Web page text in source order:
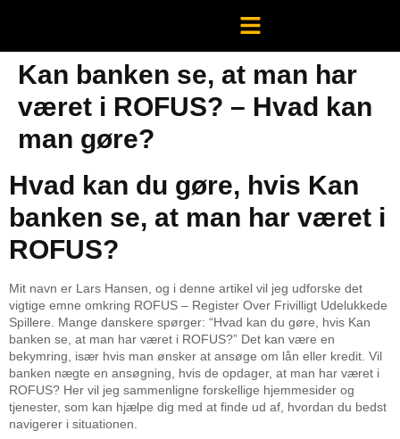
Kan banken se, at man har
været i ROFUS? – Hvad kan
man gøre?
Hvad kan du gøre, hvis Kan
banken se, at man har været i
ROFUS?
Mit navn er Lars Hansen, og i denne artikel vil jeg udforske det
vigtige emne omkring ROFUS – Register Over Frivilligt Udelukkede
Spillere. Mange danskere spørger: “Hvad kan du gøre, hvis Kan
banken se, at man har været i ROFUS?” Det kan være en
bekymring, især hvis man ønsker at ansøge om lån eller kredit. Vil
banken nægte en ansøgning, hvis de opdager, at man har været i
ROFUS? Her vil jeg sammenligne forskellige hjemmesider og
tjenester, som kan hjælpe dig med at finde ud af, hvordan du bedst
navigerer i situationen.